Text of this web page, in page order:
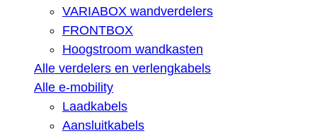
VARIABOX wandverdelers
FRONTBOX
Hoogstroom wandkasten
Alle verdelers en verlengkabels
Alle e-mobility
Laadkabels
Aansluitkabels